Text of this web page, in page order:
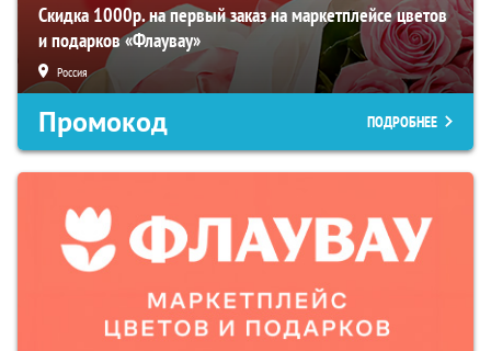
Скидка 1000р. на первый заказ на маркетплейсе цветов
и подарков «Флаувау»
Россия
Промокод ПОДРОБНЕЕ